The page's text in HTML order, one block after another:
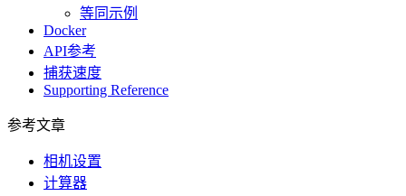
等同示例
Docker
API参考
捕获速度
Supporting Reference
参考文章
相机设置
计算器